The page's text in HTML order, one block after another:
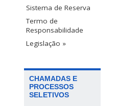
Sistema de Reserva
Termo de
Responsabilidade
Legislação »
CHAMADAS E
PROCESSOS
SELETIVOS